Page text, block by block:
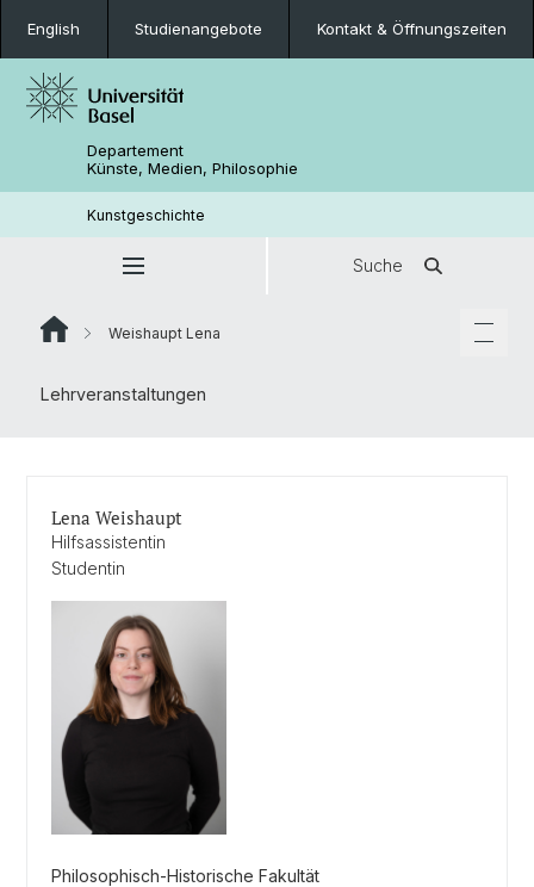
English Studienangebote Kontakt & Öffnungszeiten
Departement
Künste, Medien, Philosophie
Kunstgeschichte
Suche
Weishaupt Lena
Lehrveranstaltungen
Lena Weishaupt
Hilfsassistentin
Studentin
Philosophisch-Historische Fakultät